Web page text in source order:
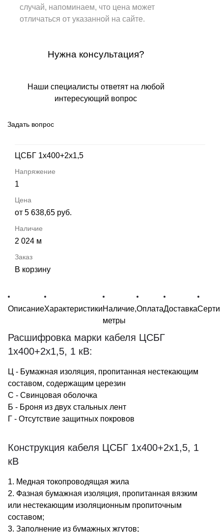
случай, напоминаем, что цена может
отличаться от указанной на сайте.
Нужна консультация?
Наши специалисты ответят на любой
интересующий вопрос
Задать вопрос
ЦСБГ 1х400+2х1,5
1
от 5 638,65 руб.
2 024 м
В корзину
ОписаниеХарактеристикиНаличие,
метры
ОплатаДоставка
Расшифровка марки кабеля ЦСБГ
1х400+2х1,5, 1 кВ:
Ц - Бумажная изоляция, пропитанная нестекающим
составом, содержащим церезин
С - Свинцовая оболочка
Б - Броня из двух стальных лент
Г - Отсутствие защитных покровов
Конструкция кабеля ЦСБГ 1х400+2х1,5, 1
кВ
1. Медная токопроводящая жила
2. Фазная бумажная изоляция, пропитанная вязким
или нестекающим изоляционным пропиточным
составом;
3. Заполнение из бумажных жгутов;